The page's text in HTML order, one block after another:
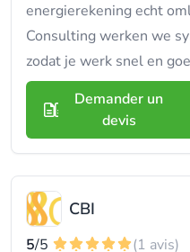
energierekening echt
Consulting werken we
zodat je werk snel en
Demander un
devis
CBI
5/5
(1 avis)